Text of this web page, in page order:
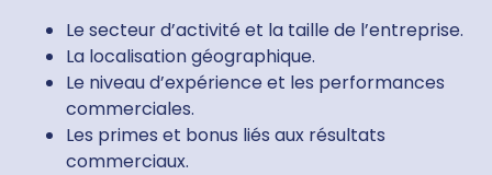
Le secteur d’activité et la taille de l’entreprise.
La localisation géographique.
Le niveau d’expérience et les performances
commerciales.
Les primes et bonus liés aux résultats
commerciaux.